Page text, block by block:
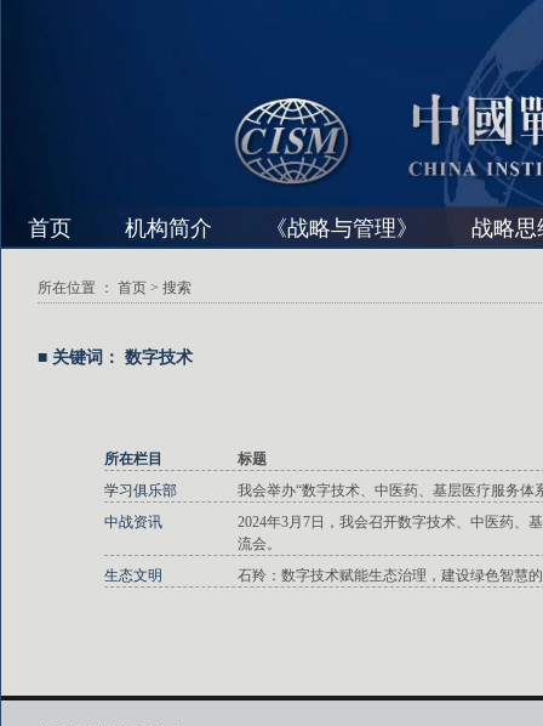
首页 机构简介 《战略与管理》 战略思
所在位置 ： 首页 > 搜索
■ 关键词： 数字技术
所在栏目
标题
学习俱乐部
我会举办“数字技术、中医药、基层医疗服务体
中战资讯
2024年3月7日，我会召开数字技术、中医药、
流会。
生态文明
石羚：数字技术赋能生态治理，建设绿色智慧